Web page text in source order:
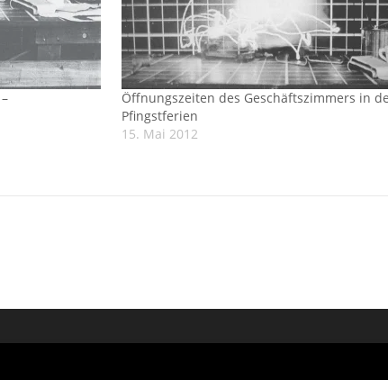
Öffnungszeiten des Geschäftszimmers in
Pfingstferien
15. Mai 2012